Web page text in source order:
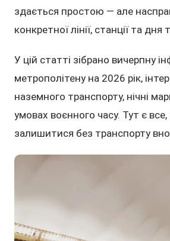
здається простою — але
конкретної лінії, станції та дня
У цій статті зібрано вичерпну
метрополітену на 2026 рік,
наземного транспорту, нічні
умовах воєнного часу. Тут є
залишитися без транспорту